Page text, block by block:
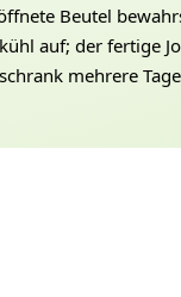
Beutel
auf; der fertige
mehrere